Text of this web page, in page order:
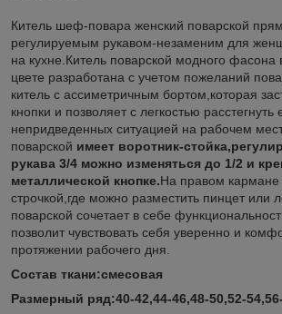
Китель шеф-повара женский поварской
регулируемым рукавом-незаменим для
на кухне.Китель поварской модного фасона
цвете разработана с учетом пожеланий
китель с ассиметричным бортом,которая
кнопки и позволяет с легкостью расстегнуть
непридведенных ситуацией на рабочем
поварской имеет воротник-
рукава 3/4 можно изменяться до 1/2 и
металлической кнопке.На правом кармане
строчкой,где можно разместить пинцет или
поварской сочетает в себе
позволит чувствовать себя уверенно и
протяжении рабочего дня.
Состав ткани:смесовая
Размерный ряд:40-42,44-46,48-50,52-